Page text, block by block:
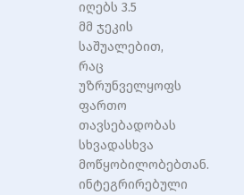
იღებს 3.5
მმ ჯეკის
საშუალებით,
რაც
უზრუნველყოფს
ფართო
თავსებადობას
სხვადასხვა
მოწყობილობებთან.
ინტეგრირებული